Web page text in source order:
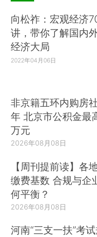
向松祚：宏观经济
讲，带你了解国内
经济大局
2022年04月06日
非京籍五环内购房
年 北京市公积金最
万元
2026年08月08日
【周刊提前读】各
缴费基数 合规与企
何平衡？
2026年08月08日
河南“三支一扶”考